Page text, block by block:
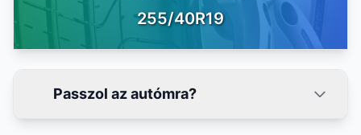
255/40R19
Passzol az autómra?